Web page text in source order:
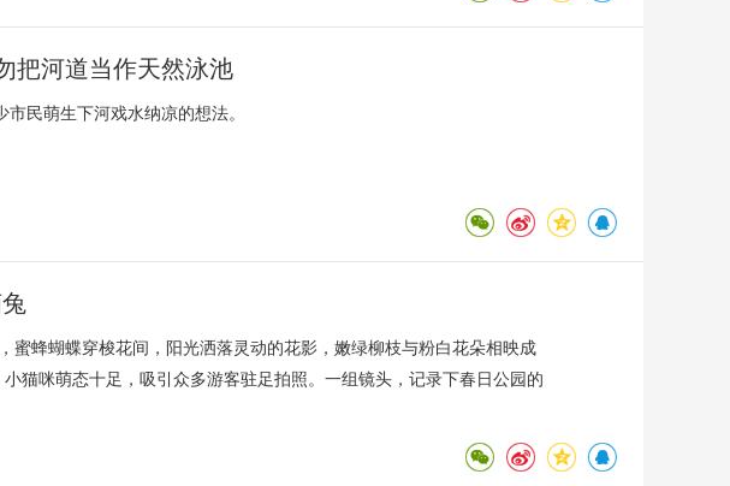
把河道当作天然泳池
民萌生下河戏水纳凉的想法。
蜜蜂蝴蝶穿梭花间，阳光洒落灵动的花影，嫩绿柳枝与粉白花朵相映成
猫咪萌态十足，吸引众多游客驻足拍照。一组镜头，记录下春日公园的